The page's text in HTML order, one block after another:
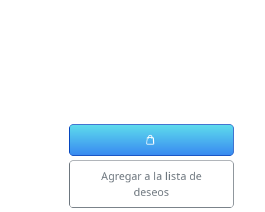
Agregar a la lista de
deseos